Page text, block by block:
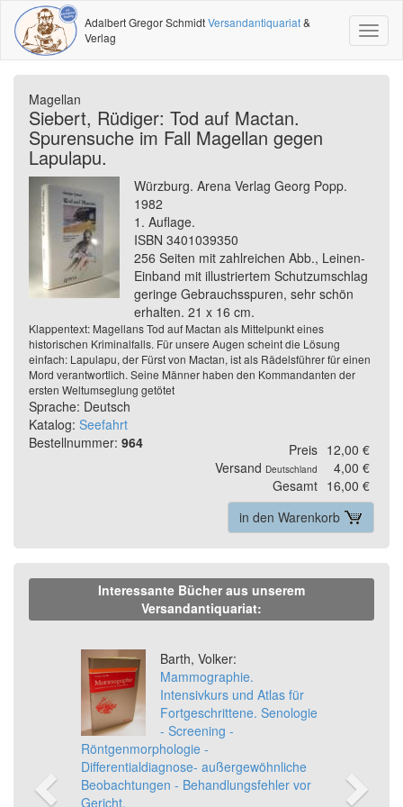
Adalbert Gregor SchmidtVersandantiquariat&
Verlag
Magellan
Siebert, Rüdiger: Tod auf Mactan.
Spurensuche im Fall Magellan gegen
Lapulapu.
Würzburg. Arena Verlag Georg Popp.
1982
1. Auflage.
ISBN 3401039350
256 Seiten mit zahlreichen Abb., Leinen-
Einband mit illustriertem Schutzumschlag
geringe Gebrauchsspuren, sehr schön
erhalten. 21 x 16 cm.
Klappentext: Magellans Tod auf Mactan als Mittelpunkt eines
historischen Kriminalfalls. Für unsere Augen scheint die Lösung
einfach: Lapulapu, der Fürst von Mactan, ist als Rädelsführer für einen
Mord verantwortlich. Seine Männer haben den Kommandanten der
ersten Weltumseglung getötet
Sprache: Deutsch
Katalog: Seefahrt
Bestellnummer: 964 Preis 12,00 €
Versand Deutschland
4,00 €
Gesamt 16,00 €
in den Warenkorb
Interessante Bücher aus unserem
Versandantiquariat:
Barth, Volker:
Mammographie.
Intensivkurs und Atlas für
Fortgeschrittene. Senologie
- Screening -
Röntgenmorphologie -
Differentialdiagnose- außergewöhnliche
Beobachtungen - Behandlungsfehler vor
Gericht.
Previous